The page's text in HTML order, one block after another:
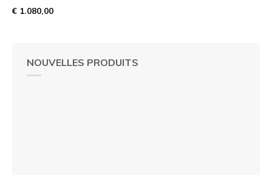
NOUVELLES PRODUITS
€ 1.080,00